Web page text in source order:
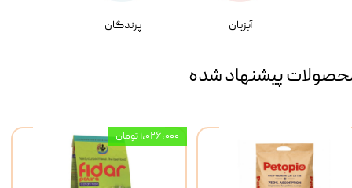
آبزیان پرندگان
پیشنهاد شده
۱,۰۲۶,۰۰۰ تومان